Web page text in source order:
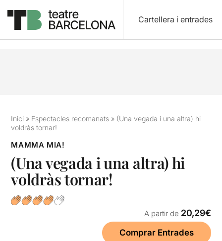
Cartellera i entrades
Inici » Espectacles recomanats » (Una vegada i una altra) hi
voldràs tornar!
MAMMA MIA!
(Una vegada i una altra) hi
voldràs tornar!
A partir de 20,29€
Comprar Entrades